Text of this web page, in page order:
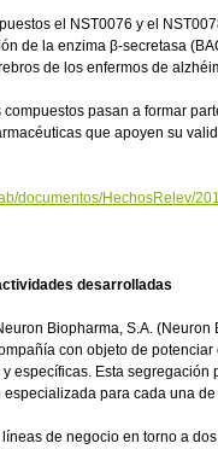
el NST0076 y el
de la enzima β-secretasa
de los enfermos de
pasan a formar
que apoyen su
documentos/HechosRelev/
desarrolladas
Biopharma, S.A.
con objeto de
específicas. Esta
para cada una
de negocio en torno a